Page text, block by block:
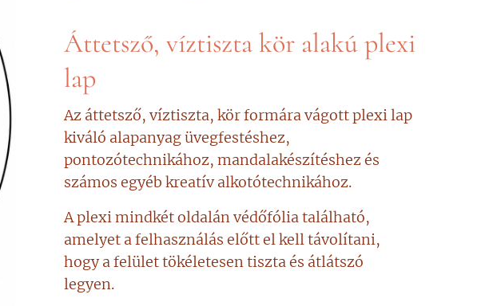
Áttetsző, víztiszta kör alakú plexi
lap
Az áttetsző, víztiszta, kör formára vágott plexi lap
kiváló alapanyag üvegfestéshez,
pontozótechnikához, mandalakészítéshez és
számos egyéb kreatív alkotótechnikához.
A plexi mindkét oldalán védőfólia található,
amelyet a felhasználás előtt el kell távolítani,
hogy a felület tökéletesen tiszta és átlátszó
legyen.